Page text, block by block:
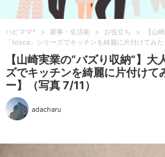
ハピママ* > 家事・生活術 > お役立ち >
【山
「tosca」シリーズでキッチンを綺麗に片付けてみた
【山崎実業の“バズり収納”】
ズでキッチンを綺麗に片付けて
ー】（写真 7/11）
adacharu